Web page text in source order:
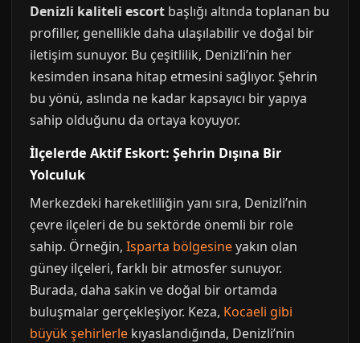
Denizli kaliteli escort başlığı altında toplanan bu
profiller, genellikle daha ulaşılabilir ve doğal bir
iletişim sunuyor. Bu çeşitlilik, Denizli’nin her
kesimden insana hitap etmesini sağlıyor. Şehrin
bu yönü, aslında ne kadar kapsayıcı bir yapıya
sahip olduğunu da ortaya koyuyor.
İlçelerde Aktif Eskort: Şehrin Dışına Bir
Yolculuk
Merkezdeki hareketliliğin yanı sıra, Denizli’nin
çevre ilçeleri de bu sektörde önemli bir role
sahip. Örneğin, Isparta bölgesineyakın olan
güney ilçeleri, farklı bir atmosfer sunuyor.
Burada, daha sakin ve doğal bir ortamda
buluşmalar gerçekleşiyor. Keza, Kocaeli gibi
büyük şehirlerle kıyaslandığında, Denizli’nin